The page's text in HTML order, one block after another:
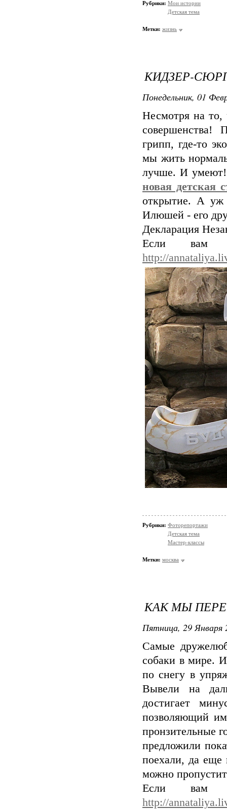
Рубрики: Мои истории
Детская тема
Метки: жизнь
КИДЗЕР-
Понедельник, 01
Несмотря на
совершенства!
грипп, где-то
мы жить
лучше. И умеют!
новая детская
открытие. А уж
Илюшей - его
Декларация
Если вам
http://
Рубрики: Фоторепортажи
Детская тема
Мастер-классы
Метки: москва
КАК МЫ
Пятница, 29 Января
Самые
собаки в мире.
по снегу в
Вывели на
достигает
позволяющий
пронзительные
предложили
поехали, да еще
можно
Если вам
http://